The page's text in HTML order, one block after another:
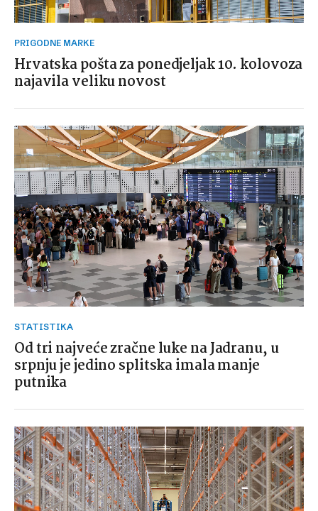
PRIGODNE MARKE
Hrvatska pošta za ponedjeljak 10. kolovoza
najavila veliku novost
STATISTIKA
Od tri najveće zračne luke na Jadranu, u
srpnju je jedino splitska imala manje
putnika